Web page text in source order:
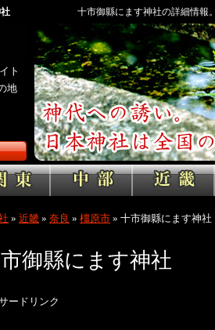
十市御縣にます神社の詳細情報
ト
地
» 近畿 » 奈良 » 橿原市 » 十市御縣にます神社
御縣にます神社
ードリンク